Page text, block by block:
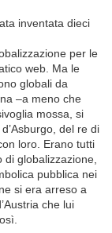
inventata dieci
per le
web. Ma le
globali da
–a meno che
mossa, si
del re di
loro. Erano tutti
globalizzazione,
pubblica nei
si era arreso a
che lui